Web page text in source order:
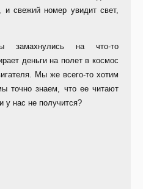
и свежий номер увидит свет,
на что-то
деньги на полет в космос
Мы же всего-то хотим
точно знаем, что ее читают
у нас не получится?